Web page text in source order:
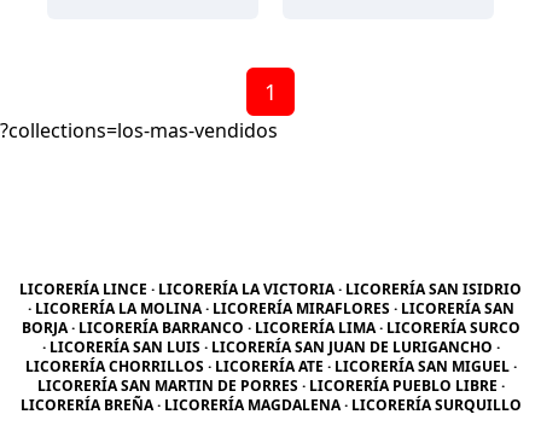
1
?collections=los-mas-vendidos
LICORERÍA LINCE · LICORERÍA LA VICTORIA · LICORERÍA SAN ISIDRIO
· LICORERÍA LA MOLINA · LICORERÍA MIRAFLORES · LICORERÍA SAN
BORJA · LICORERÍA BARRANCO · LICORERÍA LIMA · LICORERÍA SURCO
· LICORERÍA SAN LUIS · LICORERÍA SAN JUAN DE LURIGANCHO ·
LICORERÍA CHORRILLOS · LICORERÍA ATE · LICORERÍA SAN MIGUEL ·
LICORERÍA SAN MARTIN DE PORRES · LICORERÍA PUEBLO LIBRE ·
LICORERÍA BREÑA · LICORERÍA MAGDALENA · LICORERÍA SURQUILLO